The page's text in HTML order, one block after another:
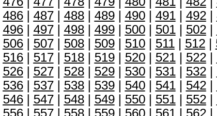
486| 487| 488| 489| 490| 491| 492|
496| 497| 498| 499| 500| 501| 502|
506| 507| 508| 509| 510| 511| 512|
516| 517| 518| 519| 520| 521| 522|
526| 527| 528| 529| 530| 531| 532|
536| 537| 538| 539| 540| 541| 542|
546| 547| 548| 549| 550| 551| 552|
556| 557| 558| 559| 560| 561| 562|